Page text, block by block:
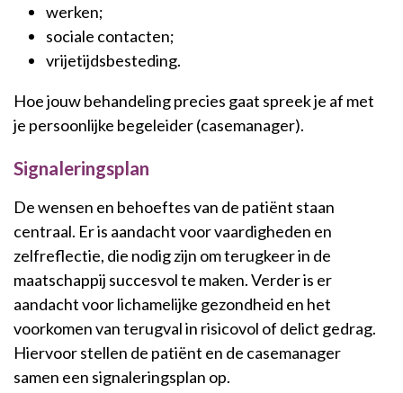
werken;
sociale contacten;
vrijetijdsbesteding.
Hoe jouw behandeling precies gaat spreek je af met
je persoonlijke begeleider (casemanager).
Signaleringsplan
De wensen en behoeftes van de patiënt staan
centraal. Er is aandacht voor vaardigheden en
zelfreflectie, die nodig zijn om terugkeer in de
maatschappij succesvol te maken. Verder is er
aandacht voor lichamelijke gezondheid en het
voorkomen van terugval in risicovol of delict gedrag.
Hiervoor stellen de patiënt en de casemanager
samen een signaleringsplan op.